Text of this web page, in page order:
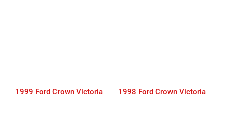
1999 Ford Crown Victoria 1998 Ford Crown Victoria